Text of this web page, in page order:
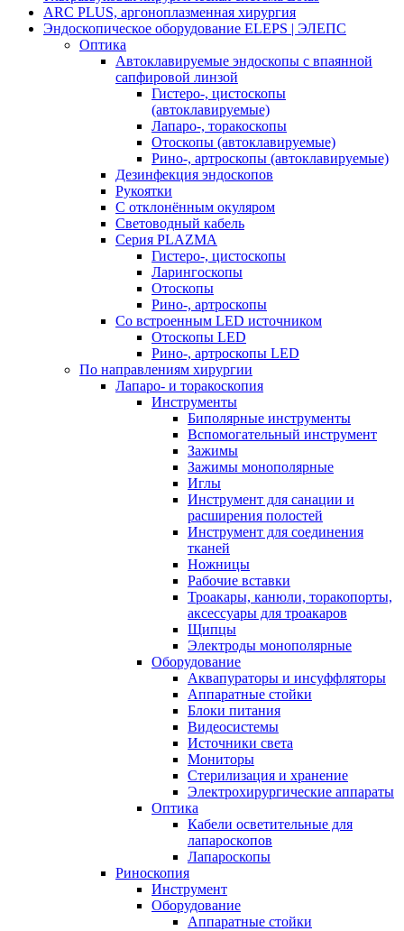
ARC PLUS, аргоноплазменная хирургия
Эндоскопическое оборудование ELEPS | ЭЛЕПС
Оптика
Автоклавируемые эндоскопы с впаянной
сапфировой линзой
Гистеро-, цистоскопы
(автоклавируемые)
Лапаро-, торакоскопы
Отоскопы (автоклавируемые)
Рино-, артроскопы (автоклавируемые)
Дезинфекция эндоскопов
Рукоятки
С отклонённым окуляром
Световодный кабель
Серия PLAZMA
Гистеро-, цистоскопы
Ларингоскопы
Отоскопы
Рино-, артроскопы
Со встроенным LED источником
Отоскопы LED
Рино-, артроскопы LED
По направлениям хирургии
Лапаро- и торакоскопия
Инструменты
Биполярные инструменты
Вспомогательный инструмент
Зажимы
Зажимы монополярные
Иглы
Инструмент для санации и
расширения полостей
Инструмент для соединения
тканей
Ножницы
Рабочие вставки
Троакары, канюли, торакопорты,
аксессуары для троакаров
Щипцы
Электроды монополярные
Оборудование
Аквапураторы и инсуффляторы
Аппаратные стойки
Блоки питания
Видеосистемы
Источники света
Мониторы
Стерилизация и хранение
Электрохирургические аппараты
Оптика
Кабели осветительные для
лапароскопов
Лапароскопы
Риноскопия
Инструмент
Оборудование
Аппаратные стойки